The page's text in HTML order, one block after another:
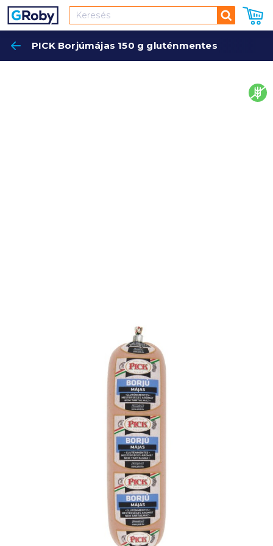
Keresés
PICK Borjúmájas 150 g gluténmentes